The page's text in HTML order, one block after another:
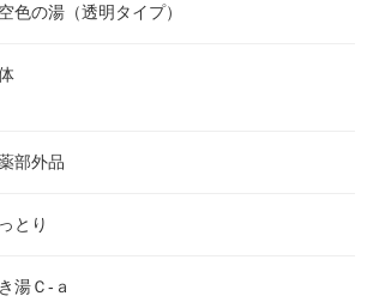
色の湯（透明タイプ）
部外品
とり
湯Ｃ-ａ